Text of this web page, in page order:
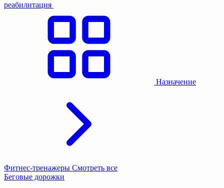
реабилитация
Назначение
Фитнес-тренажеры Смотреть все
Беговые дорожки